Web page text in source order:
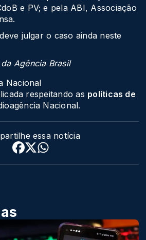
e PV; e pela ABI, Associação
julgar o caso ainda neste
Agência Brasil
Nacional
respeitando as políticas de
Nacional.
essa notícia